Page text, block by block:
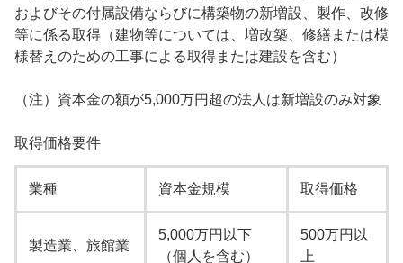
およびその付属設備ならびに構築物の新増設、製作、改修
等に係る取得（建物等については、増改築、修繕または模
様替えのための工事による取得または建設を含む）
（注）資本金の額が5,000万円超の法人は新増設のみ対象
取得価格要件
業種 資本金規模 取得価格
製造業、旅館業
5,000万円以下
（個人を含む）
500万円以
上